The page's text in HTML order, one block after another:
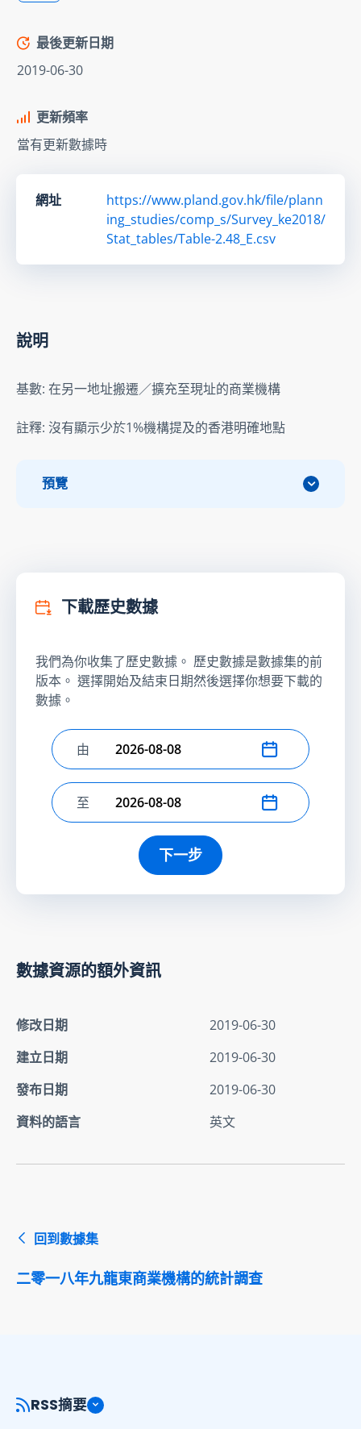
最後更新日期
2019-06-30
更新頻率
當有更新數據時
網址
https://www.pland.gov.hk/file/plann
ing_studies/comp_s/Survey_ke2018/
Stat_tables/Table-2.48_E.csv
說明
基數: 在另一地址搬遷／擴充至現址的商業機構
註釋: 沒有顯示少於1%機構提及的香港明確地點
預覽
下載歷史數據
我們為你收集了歷史數據。 歷史數據是數據集的前
版本。 選擇開始及結束日期然後選擇你想要下載的
數據。
選擇開始日期
由
選擇結束日期
至
下一步
數據資源的額外資訊
修改日期
2019-06-30
建立日期
2019-06-30
發布日期
2019-06-30
資料的語言
英文
回到數據集
二零一八年九龍東商業機構的統計調查
RSS摘要